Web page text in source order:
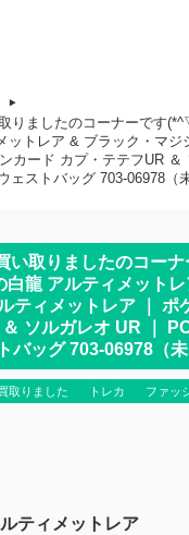
りましたのコーナーです
ットレア & ブラック・マジ
カード カプ・テテフUR ＆
ェストバッグ 703-06978（
い取りましたのコー
龍 アルティメットレ
ティメットレア ｜ ポ
ソルガレオ UR ｜
バッグ 703-06978（
取りました トレカ ファッ
ティメットレア